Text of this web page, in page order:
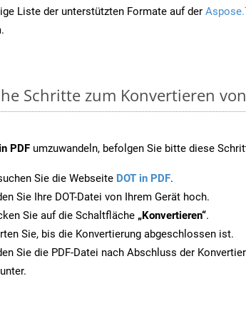
Liste der unterstützten Formate auf der
Schritte zum Konvertieren
PDF umzuwandeln, befolgen Sie bitte diese
Sie die Webseite DOT in PDF.
Sie Ihre DOT-Datei von Ihrem Gerät hoch.
Sie auf die Schaltfläche „Konvertieren“.
Sie, bis die Konvertierung abgeschlossen ist.
Sie die PDF-Datei nach Abschluss der